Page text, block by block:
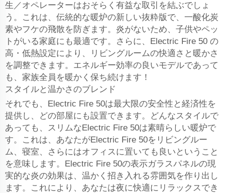
生／オペレーターはおそらく有益な取引を結ぶでしょ
う。これは、伝統的な暖炉の新しい抜粋版で、一酸化炭
素やフケの飛散を防ぎます。炎がないため、子供やペッ
トがいる家庭にも最適です。さらに、Electric Fire 50 の
高・低熱設定により、リビングルームの快適さと暖かさ
を調整できます。エネルギー効率の良いモデルであって
も、家族全員を暖かく保ち続けます！
スタイルと温かさのブレンド
それでも、Electric Fire 50は最大限の安全性と経済性を
提供し、どの部屋にも設置できます。どんなスタイルで
あっても、スリムなElectric Fire 50は素晴らしい暖炉で
す。これは、あなたがElectric Fire 50をリビングルー
ム、寝室、さらにはオフィスに置いても良いということ
を意味します。Electric Fire 50の表示ガラスパネルの現
実的な炎の効果は、温かく招き入れる雰囲気を作り出し
ます。これにより、あなたは夜に快適にリラックスでき